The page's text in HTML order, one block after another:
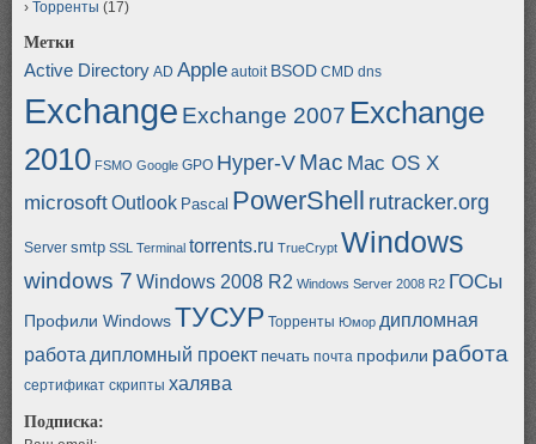
Торренты (17)
Метки
Active Directory AD Apple autoit BSOD CMD dns
Exchange Exchange 2007 Exchange
2010 FSMO Google GPO Hyper-V Mac Mac OS X
microsoftOutlook Pascal PowerShell rutracker.org
Server smtp SSL Terminal torrents.ru TrueCrypt Windows
windows 7 Windows 2008 R2 Windows Server 2008 R2 ГОСы
Профили WindowsТУСУР Торренты Юмор дипломная
работа дипломный проект печать почта профили работа
сертификат скрипты халява
Подписка: